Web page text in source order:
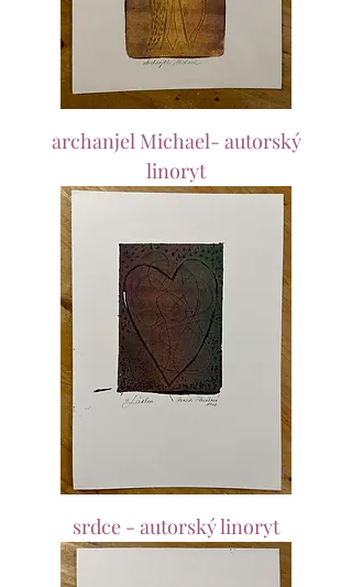
archanjel Michael- autorský
linoryt
srdce - autorský linoryt